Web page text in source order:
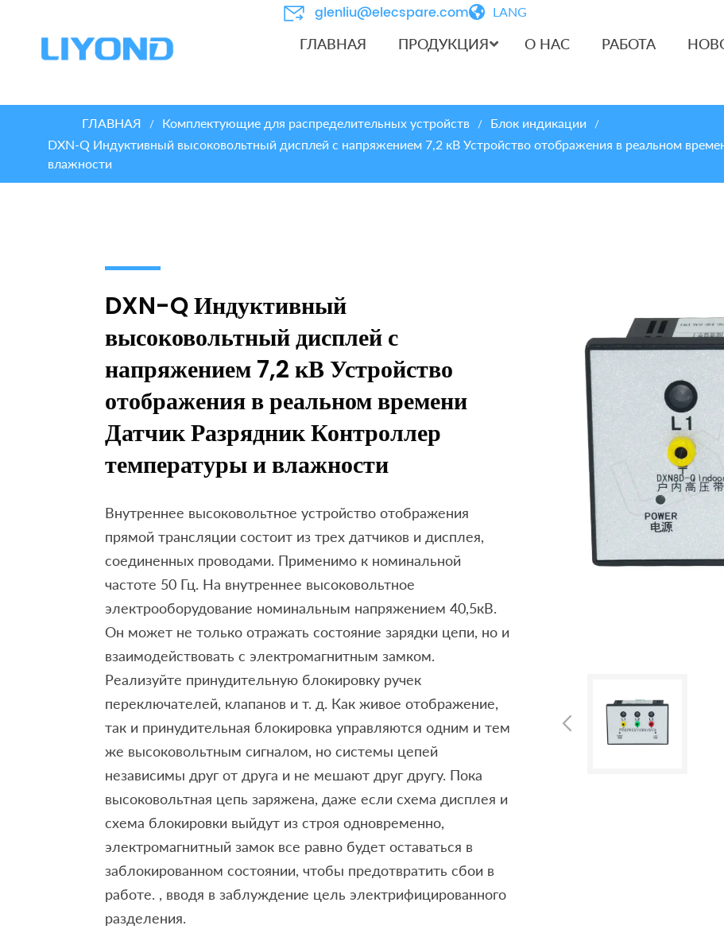
glenliu@elecspare.com LANG
ГЛАВНАЯ ПРОДУКЦИЯ О НАС РАБОТА
ГЛАВНАЯ / Комплектующие для распределительных устройств / Блок индикации /
DXN-Q Индуктивный высоковольтный дисплей с напряжением 7,2 кВ Устройство отображения в реальном
влажности
DXN-Q Индуктивный
высоковольтный дисплей с
напряжением 7,2 кВ Устройство
отображения в реальном времени
Датчик Разрядник Контроллер
температуры и влажности
Внутреннее высоковольтное устройство отображения
прямой трансляции состоит из трех датчиков и дисплея,
соединенных проводами. Применимо к номинальной
частоте 50 Гц. На внутреннее высоковольтное
электрооборудование номинальным напряжением 40,5кВ.
Он может не только отражать состояние зарядки цепи, но и
взаимодействовать с электромагнитным замком.
Реализуйте принудительную блокировку ручек
переключателей, клапанов и т. д. Как живое отображение,
так и принудительная блокировка управляются одним и тем
же высоковольтным сигналом, но системы цепей
независимы друг от друга и не мешают друг другу. Пока
высоковольтная цепь заряжена, даже если схема дисплея и
схема блокировки выйдут из строя одновременно,
электромагнитный замок все равно будет оставаться в
заблокированном состоянии, чтобы предотвратить сбои в
работе. , вводя в заблуждение цель электрифицированного
разделения.